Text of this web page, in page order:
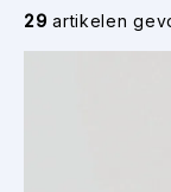
29 artikelen